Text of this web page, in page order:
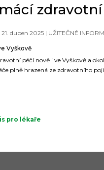
duben 2025 | UŽITEČNÉ
Vyškově
péčí nově i ve Vyškově a
plně hrazená ze zdravotního
pro lékaře